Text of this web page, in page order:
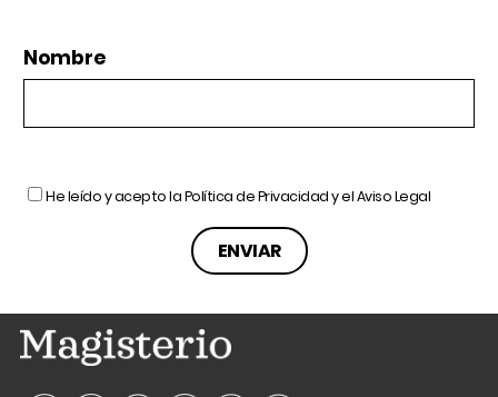
Nombre
He leído y acepto laPolítica de Privacidady elAviso Legal